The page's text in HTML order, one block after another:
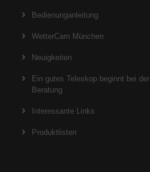
Bedienunganleitung
WetterCam München
Neuigkeiten
Ein gutes Teleskop beginnt bei der
Beratung
Interessante Links
Produktlisten